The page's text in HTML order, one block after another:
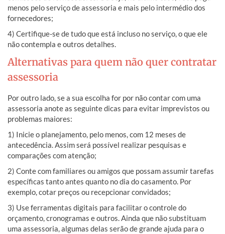
menos pelo serviço de assessoria e mais pelo intermédio dos
fornecedores;
4) Certifique-se de tudo que está incluso no serviço, o que ele
não contempla e outros detalhes.
Alternativas para quem não quer contratar
assessoria
Por outro lado, se a sua escolha for por não contar com uma
assessoria anote as seguinte dicas para evitar imprevistos ou
problemas maiores:
1) Inicie o planejamento, pelo menos, com 12 meses de
antecedência. Assim será possível realizar pesquisas e
comparações com atenção;
2) Conte com familiares ou amigos que possam assumir tarefas
específicas tanto antes quanto no dia do casamento. Por
exemplo, cotar preços ou recepcionar convidados;
3) Use ferramentas digitais para facilitar o controle do
orçamento, cronogramas e outros. Ainda que não substituam
uma assessoria, algumas delas serão de grande ajuda para o